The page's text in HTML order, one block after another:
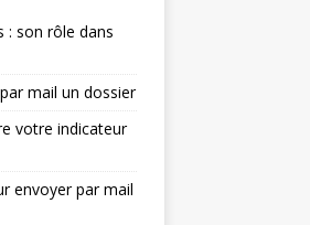
: son rôle dans
mail un dossier
votre indicateur
envoyer par mail